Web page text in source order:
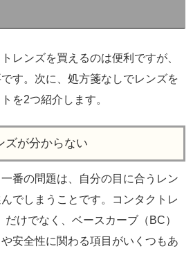
レンズを買えるのは便利ですが、
す。次に、処方箋なしでレンズを
を2つ紹介します。
ズが分からない
番の問題は、自分の目に合うレン
でしまうことです。コンタクトレ
けでなく、ベースカーブ（BC）
安全性に関わる項目がいくつもあ